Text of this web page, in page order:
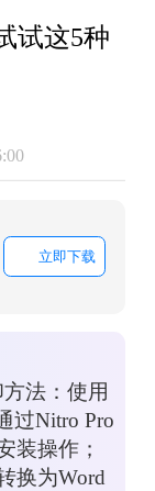
试这5种
立即下载
法：使用
过Nitro Pro
装操作；
换为Word